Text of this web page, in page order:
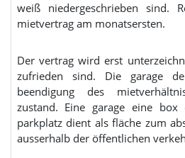
weiß niedergeschrieben sind.
mietvertrag am monatsersten.
Der vertrag wird erst
zufrieden sind. Die garage
beendigung des
zustand. Eine garage eine
parkplatz dient als fläche zum
ausserhalb der öffentlichen